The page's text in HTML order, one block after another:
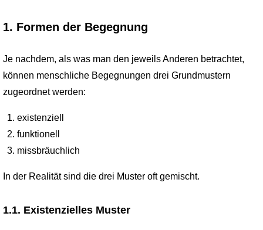
1. Formen der Begegnung
Je nachdem, als was man den jeweils Anderen betrachtet,
können menschliche Begegnungen drei Grundmustern
zugeordnet werden:
existenziell
funktionell
missbräuchlich
In der Realität sind die drei Muster oft gemischt.
1.1. Existenzielles Muster